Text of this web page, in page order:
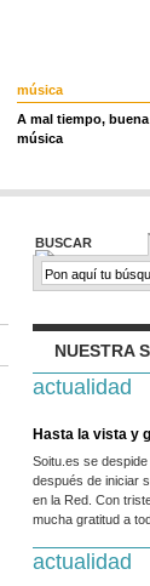
música
A mal tiempo, buena
música
BUSCAR
NUESTRA
actualidad
Hasta la vista y
Soitu.es se
después de iniciar
en la Red. Con
mucha gratitud a
actualidad